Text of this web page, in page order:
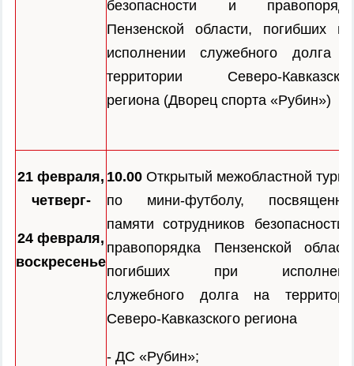
безопасности и
Пензенской области, погибших
исполнении служебного долга
территории Северо-
региона (Дворец спорта «Рубин»)
21 февраля,
четверг-
24 февраля,
воскресенье
10.00 Открытый межобластной
по мини-футболу,
памяти сотрудников безопасности
правопорядка Пензенской
погибших при
служебного долга на
Северо-Кавказского региона
- ДС «Рубин»;